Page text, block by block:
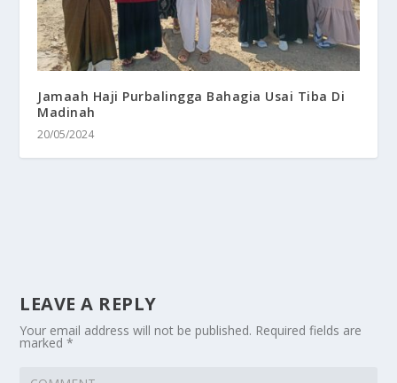
Jamaah Haji Purbalingga Bahagia Usai Tiba Di
Madinah
20/05/2024
LEAVE A REPLY
Your email address will not be published. Required fields are
marked*